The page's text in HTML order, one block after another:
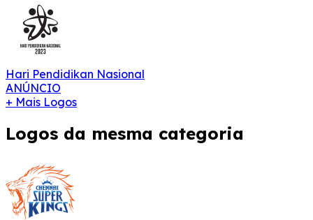
Hari Pendidikan Nasional
ANÚNCIO
+ Mais Logos
Logos da mesma categoria